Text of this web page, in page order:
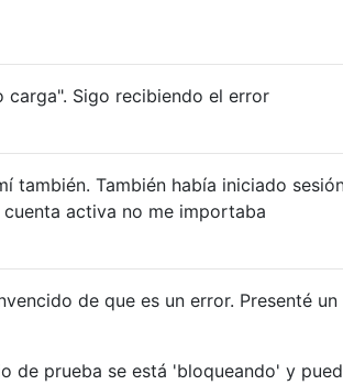
carga". Sigo recibiendo el error
también. También había iniciado
activa no me importaba
de que es un error. Presenté
de prueba se está 'bloqueando' y